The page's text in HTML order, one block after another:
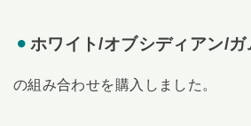
ホワイト/オブシディアン/
の組み合わせを購入しました。